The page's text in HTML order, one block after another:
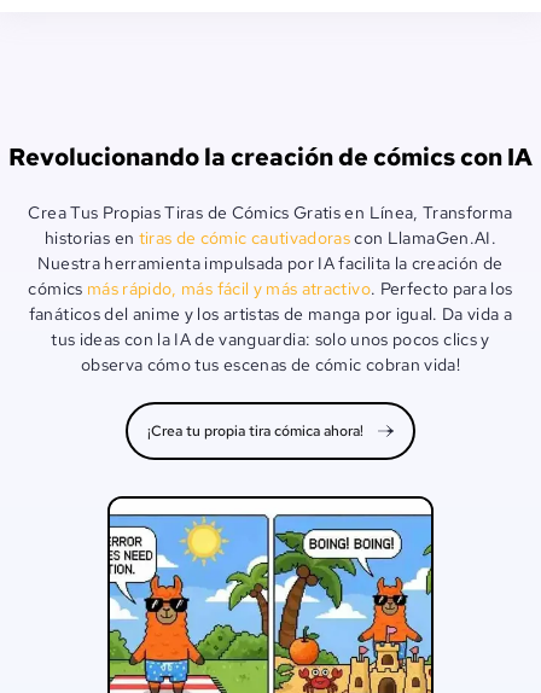
Revolucionando la creación de cómics con IA
Crea Tus Propias Tiras de Cómics Gratis en Línea, Transforma
historias en tiras de cómic cautivadorascon LlamaGen.AI.
Nuestra herramienta impulsada por IA facilita la creación de
cómics más rápido, más fácil y más atractivo. Perfecto para los
fanáticos del anime y los artistas de manga por igual. Da vida a
tus ideas con la IA de vanguardia: solo unos pocos clics y
observa cómo tus escenas de cómic cobran vida!
¡Crea tu propia tira cómica ahora!